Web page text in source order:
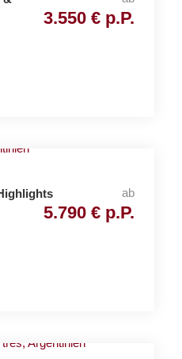
3.550 € p.P.
ab
5.790 € p.P.